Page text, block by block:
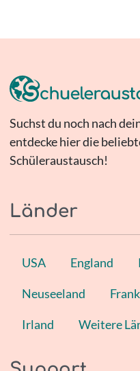
Suchst du noch nach
entdecke hier die
Schüleraustausch!
Länder
USA England
Neuseeland
Irland Weitere